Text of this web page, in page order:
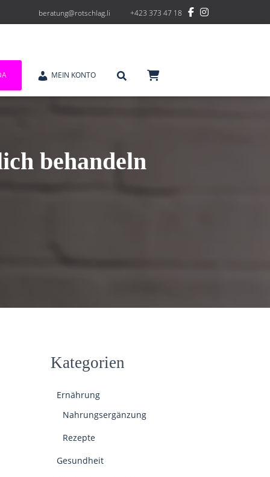
beratung@rotschlag.li +423 373 47 18
MEIN KONTO
behandeln
Kategorien
Ernährung
Nahrungsergänzung
Rezepte
Gesundheit